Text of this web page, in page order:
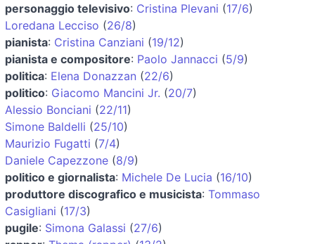
personaggio televisivo: Cristina Plevani (17/6)
Loredana Lecciso (26/8)
pianista: Cristina Canziani (19/12)
pianista e compositore: Paolo Jannacci (5/9)
politica: Elena Donazzan (22/6)
politico: Giacomo Mancini Jr. (20/7)
Alessio Bonciani (22/11)
Simone Baldelli (25/10)
Maurizio Fugatti (7/4)
Daniele Capezzone (8/9)
politico e giornalista: Michele De Lucia (16/10)
produttore discografico e musicista: Tommaso
Casigliani (17/3)
pugile: Simona Galassi (27/6)